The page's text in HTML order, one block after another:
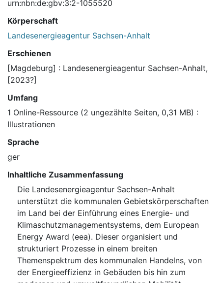
urn:nbn:de:gbv:3:2-1055520
Körperschaft
Landesenergieagentur Sachsen-Anhalt
Erschienen
[Magdeburg] : Landesenergieagentur Sachsen-Anhalt,
[2023?]
Umfang
1 Online-Ressource (2 ungezählte Seiten, 0,31 MB) :
Illustrationen
Sprache
ger
Inhaltliche Zusammenfassung
Die Landesenergieagentur Sachsen-Anhalt
unterstützt die kommunalen Gebietskörperschaften
im Land bei der Einführung eines Energie- und
Klimaschutzmanagementsystems, dem European
Energy Award (eea). Dieser organisiert und
strukturiert Prozesse in einem breiten
Themenspektrum des kommunalen Handelns, von
der Energieeffizienz in Gebäuden bis hin zum